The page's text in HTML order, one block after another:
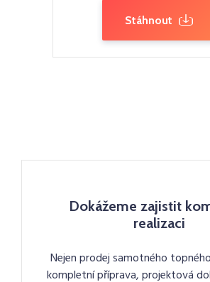
Stáhnout
Dokážeme zajistit
realizaci
Nejen prodej samotného
kompletní příprava, projektová